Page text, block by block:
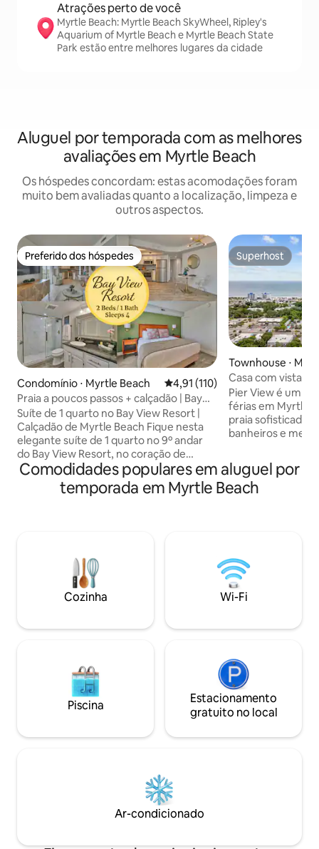
Atrações perto de você
Myrtle Beach: Myrtle Beach SkyWheel, Ripley's
Aquarium of Myrtle Beach e Myrtle Beach State
Park estão entre melhores lugares da cidade
Aluguel por temporada com as melhores
avaliações em Myrtle Beach
Os hóspedes concordam: estas acomodações foram
muito bem avaliadas quanto a localização, limpeza e
outros aspectos.
Preferido dos hóspedes
Preferido dos hóspedes
Condomínio ⋅ Myrtle Beach 4,91 de uma avaliação média
4,91 (110)
Praia a poucos passos + calçadão | Bay
View Resort
Suíte de 1 quarto no Bay View Resort |
Calçadão de Myrtle Beach Fique nesta
elegante suíte de 1 quarto no 9º andar
do Bay View Resort, no coração de
Myrtle Beach. Varanda privativa com
vista para a cidade e para o pôr do sol,
cozinha completa, máquina de
comodidades do resort, incluindo rio
lento, piscina coberta, banheiras de
hidromassagem e academia. A poucos
minutos da SkyWheel, Broadway at the
atrações.
Superhost
Superhost
Townhouse ⋅
Casa com vista
pessoas | Aceita
Pier View é um
férias em Myrtle
praia sofisticada
banheiros e meio,
animais de
para 10 pessoas,
com um espaço
estacionamento
até os
calçadão e o
profissionalmente
Comodidades populares em aluguel por
temporada em Myrtle Beach
Cozinha Wi-Fi
Piscina
Estacionamento
gratuito no local
Ar-condicionado